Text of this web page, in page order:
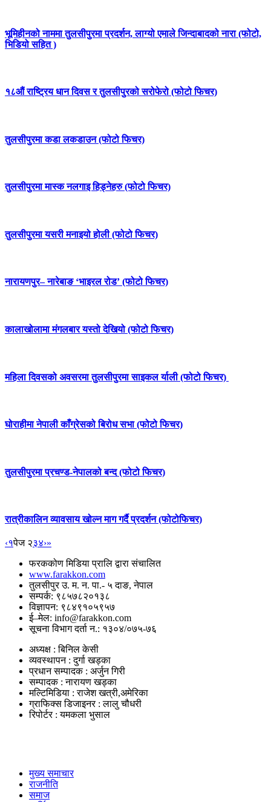
भूमिहीनको नाममा तुलसीपुरमा प्रदर्शन, लाग्यो एमाले जिन्दाबादको नारा (फोटो,
भिडियो सहित )
१८औं राष्ट्रिय धान दिवस र तुलसीपुरको सरोफेरो (फोटो फिचर)
तुलसीपुरमा कडा लकडाउन (फोटो फिचर)
तुलसीपुरमा मास्क नलगाइ हिड्नेहरु (फोटो फिचर)
तुलसीपुरमा यसरी मनाइयो होली (फोटो फिचर)
नारायणपुर– नारेबाङ ‘भाइरल रोड’ (फोटो फिचर)
कालाखोलामा मंगलबार यस्तो देखियो (फोटो फिचर)
महिला दिवसको अवसरमा तुलसीपुरमा साइकल र्याली (फोटो फिचर)
घोराहीमा नेपाली काँग्रेसको बिरोध सभा (फोटो फिचर)
तुलसीपुरमा प्रचण्ड-नेपालको बन्द (फोटो फिचर)
रात्रीकालिन व्यावसाय खोल्न माग गर्दै प्रदर्शन (फोटोफिचर)
‹१पेज २३४›»
फरककोण मिडिया प्रालि द्वारा संचालित
www.farakkon.com
तुलसीपुर उ. म. न. पा.- ५ दाङ, नेपाल
सम्पर्क: ९८५७८२०१३८
विज्ञापन: ९८४९१०५९५७
ई–मेल: info@farakkon.com
सूचना विभाग दर्ता न.: १३०४/०७५-७६
अध्यक्ष : बिनिल केसी
व्यवस्थापन : दुर्गा खड्का
प्रधान सम्पादक : अर्जुन गिरी
सम्पादक : नारायण खड्का
मल्टिमिडिया : राजेश खत्री,अमेरिका
ग्राफिक्स डिजाइनर : लालु चौधरी
रिपोर्टर : यमकला भुसाल
मुख्य समाचार
राजनीति
समाज